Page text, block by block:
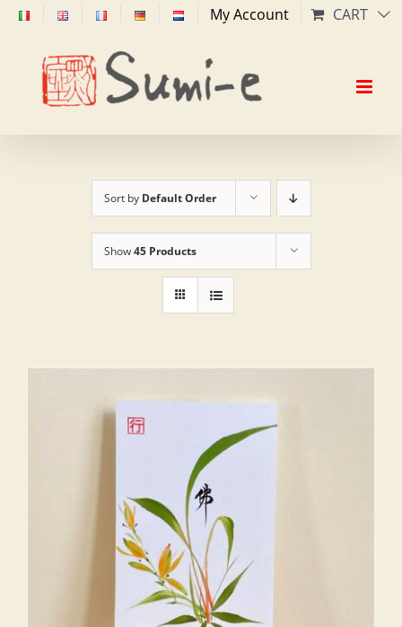
Skip
content
My Account CART
Sort by Default Order
Show45 Products